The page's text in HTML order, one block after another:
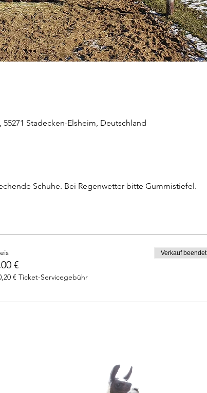
Stadecken-Elsheim, Deutschland
Schuhe. Bei Regenwetter bitte Gummistiefel.
€
€ Ticket-Servicegebühr
Verkauf beendet